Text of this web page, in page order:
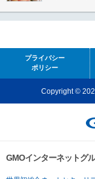
プライバシー
ポリシー
Copyright ©
GMOインターネットグ